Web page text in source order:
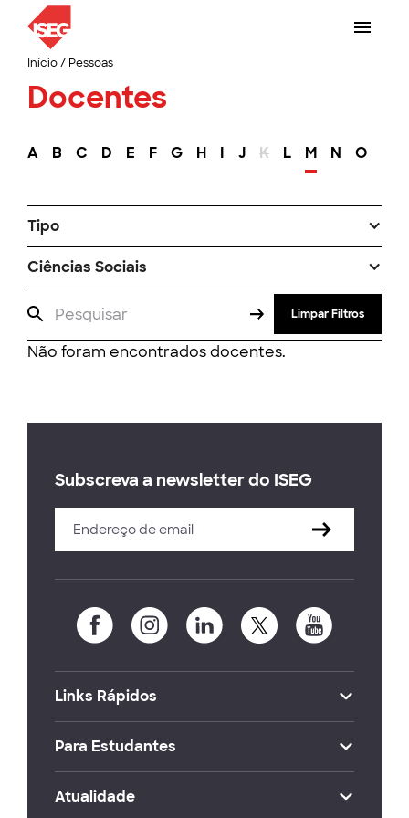
Início/ Pessoas
Docentes
A B C D E F G H I J K L M N O
Tipo
Ciências Sociais
Limpar Filtros
Não foram encontrados docentes.
Subscreva a newsletter do ISEG
Links Rápidos
Para Estudantes
Atualidade